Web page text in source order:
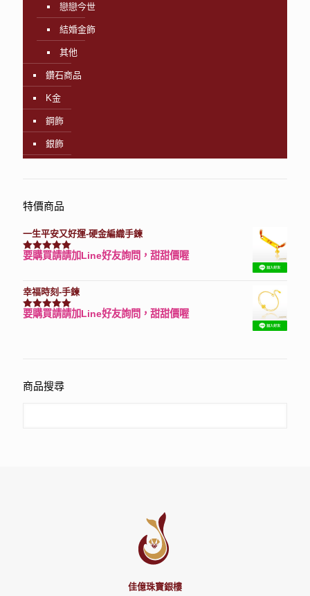
戀戀今世
結婚金飾
其他
鑽石商品
K金
鋼飾
銀飾
特價商品
一生平安又好運-硬金編織手鍊
評分7740滿分 5
要購買請請加Line好友詢問，甜甜價喔
幸福時刻-手鍊
評分3150滿分 5
要購買請請加Line好友詢問，甜甜價喔
商品搜尋
佳億珠寶銀樓